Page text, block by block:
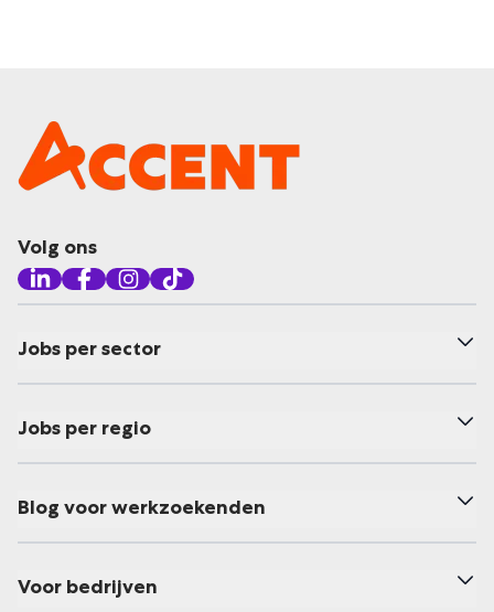
Volg ons
Jobs per sector
Jobs per regio
Blog voor werkzoekenden
Voor bedrijven